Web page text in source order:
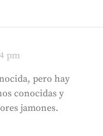
pm
pero hay
conocidas y
jamones.